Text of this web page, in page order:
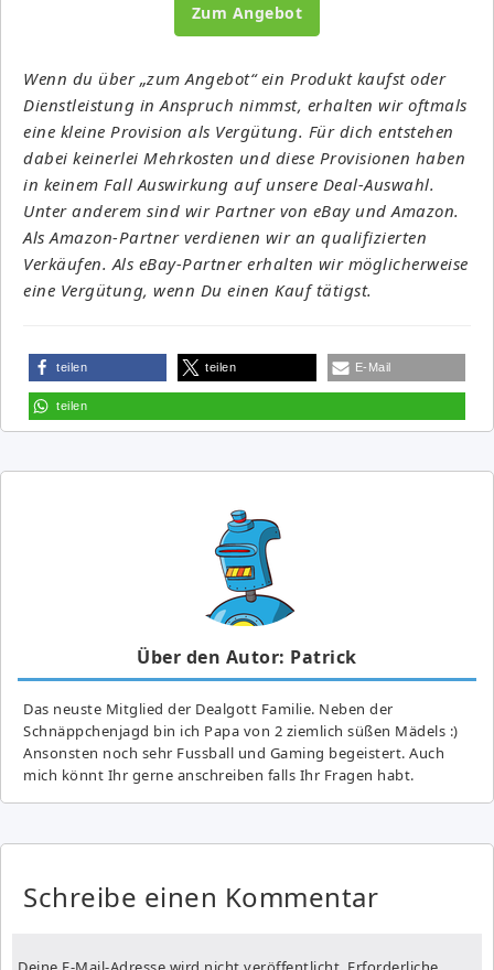
Zum Angebot
Wenn du über „zum Angebot“ ein Produkt kaufst oder
Dienstleistung in Anspruch nimmst, erhalten wir oftmals
eine kleine Provision als Vergütung. Für dich entstehen
dabei keinerlei Mehrkosten und diese Provisionen haben
in keinem Fall Auswirkung auf unsere Deal-Auswahl.
Unter anderem sind wir Partner von eBay und Amazon.
Als Amazon-Partner verdienen wir an qualifizierten
Verkäufen. Als eBay-Partner erhalten wir möglicherweise
eine Vergütung, wenn Du einen Kauf tätigst.
teilen teilen E-Mail
teilen
Über den Autor: Patrick
Das neuste Mitglied der Dealgott Familie. Neben der
Schnäppchenjagd bin ich Papa von 2 ziemlich süßen Mädels :)
Ansonsten noch sehr Fussball und Gaming begeistert. Auch
mich könnt Ihr gerne anschreiben falls Ihr Fragen habt.
Schreibe einen Kommentar